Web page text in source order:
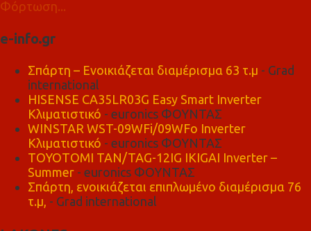
Φόρτωση...
e-info.gr
Σπάρτη – Ενοικιάζεται διαμέρισμα 63 τ.μ - Grad
international
HISENSE CA35LR03G Easy Smart Inverter
Κλιματιστικό - euronics ΦΟΥΝΤΑΣ
WINSTAR WST-09WFi/09WFo Inverter
Κλιματιστικό - euronics ΦΟΥΝΤΑΣ
TOYOTOMI TAN/TAG-12IG IKIGAI Inverter –
Summer - euronics ΦΟΥΝΤΑΣ
Σπάρτη, ενοικιάζεται επιπλωμένο διαμέρισμα 76
τ.μ, - Grad international